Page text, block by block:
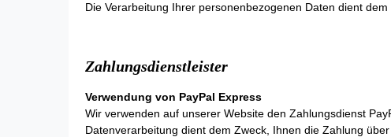
Die Verarbeitung Ihrer personenbezogenen Daten dient
Zahlungsdienstleister
Verwendung von PayPal Express
Wir verwenden auf unserer Website den Zahlungsdienst
Datenverarbeitung dient dem Zweck, Ihnen die Zahlung